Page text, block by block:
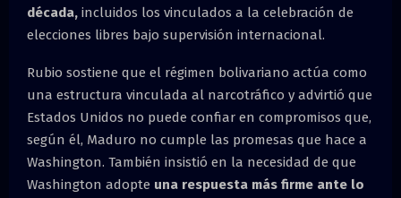
década, incluidos los vinculados a la celebración de
elecciones libres bajo supervisión internacional.
Rubio sostiene que el régimen bolivariano actúa como
una estructura vinculada al narcotráfico y advirtió que
Estados Unidos no puede confiar en compromisos que,
según él, Maduro no cumple las promesas que hace a
Washington. También insistió en la necesidad de que
Washington adopte una respuesta más firme ante lo